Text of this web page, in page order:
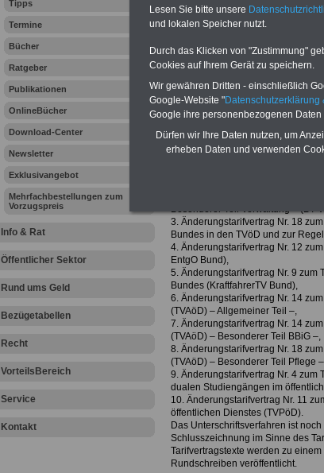
Tipps
Termine
Bücher
Ratgeber
Publikationen
OnlineBücher
Download-Center
Newsletter
Exklusivangebot
Mehrfachbestellungen zum
Vorzugspreis
Info & Rat
Öffentlicher Sektor
Rund ums Geld
Bezügetabellen
Recht
VorteilsBereich
Service
Kontakt
Tarifergebnis TVöD
Bekanntgabe
Die Tarifvertragsparteien haben
1. Änderungstarifvertrag Nr. 22
Besonderer Teil Verwaltung – (BT-
3. Änderungstarifvertrag Nr. 18
Bundes in den TVöD und zur
4. Änderungstarifvertrag Nr. 12
EntgO Bund),
5. Änderungstarifvertrag Nr. 9 zum
Bundes (KraftfahrerTV Bund),
6. Änderungstarifvertrag Nr. 14
(TVAöD) – Allgemeiner Teil –,
7. Änderungstarifvertrag Nr. 14
(TVAöD) – Besonderer Teil BBiG –,
8. Änderungstarifvertrag Nr. 18
(TVAöD) – Besonderer Teil Pflege
9. Änderungstarifvertrag Nr. 4 zum
dualen Studiengängen im
10. Änderungstarifvertrag Nr. 11
öffentlichen Dienstes (TVPöD).
Das Unterschriftsverfahren ist
Schlusszeichnung im Sinne des
Tarifvertragstexte werden zu
Rundschreiben veröffentlicht.
Lesen Sie bitte unsere
und lokalen Speicher nutzt.
Durch das Klicken von "Zustimmung"
Cookies auf Ihrem Gerät zu speichern.
Wir gewähren Dritten - einschließlich
Google-Website "
Google ihre personenbezogenen Daten
Dürfen wir Ihre Daten nutzen, um
erheben Daten und verwenden